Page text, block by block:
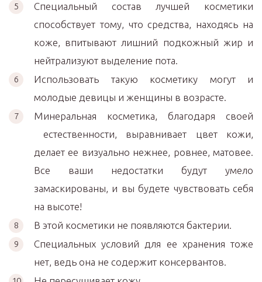
Специальный состав лучшей косметики
способствует тому, что средства, находясь на
коже, впитывают лишний подкожный жир и
нейтрализуют выделение пота.
Использовать такую косметику могут и
молодые девицы и женщины в возрасте.
Минеральная косметика, благодаря своей
естественности, выравнивает цвет кожи,
делает ее визуально нежнее, ровнее, матовее.
Все ваши недостатки будут умело
замаскированы, и вы будете чувствовать себя
на высоте!
В этой косметики не появляются бактерии.
Специальных условий для ее хранения тоже
нет, ведь она не содержит консервантов.